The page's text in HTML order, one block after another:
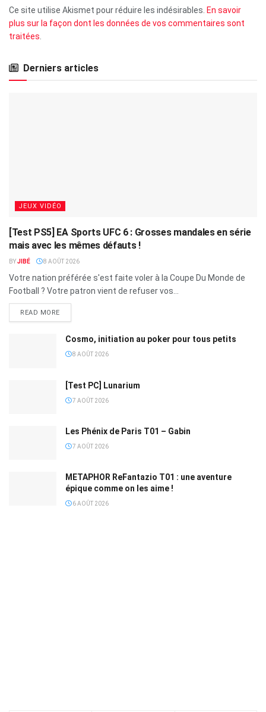
Ce site utilise Akismet pour réduire les indésirables. En savoir
plus sur la façon dont les données de vos commentaires sont
traitées
Derniers articles
JEUX VIDÉO
[Test PS5] EA Sports UFC 6 : Grosses mandales en série
mais avec les mêmes défauts !
BYJIBÉ 8 AOÛT 2026
Votre nation préférée s'est faite voler à la Coupe Du Monde de
Football ? Votre patron vient de refuser vos...
READ MORE
Cosmo, initiation au poker pour tous petits
8 AOÛT 2026
[Test PC] Lunarium
7 AOÛT 2026
Les Phénix de Paris T01 – Gabin
7 AOÛT 2026
METAPHOR ReFantazio T01 : une aventure
épique comme on les aime !
6 AOÛT 2026